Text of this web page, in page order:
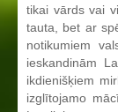
tikai vārds vai
tauta, bet ar
notikumiem
ieskandinām
ikdienišķiem
izglītojamo